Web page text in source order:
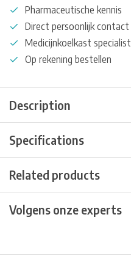
Pharmaceutische kennis
Direct persoonlijk contact
Medicijnkoelkast specialist
Op rekening bestellen
Description
Specifications
Related products
Volgens onze experts